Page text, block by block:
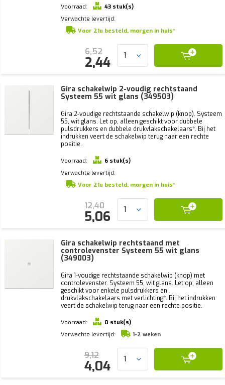
Voorraad:
43 stuk(s)
Verwachte levertijd:
Voor 21u besteld, morgen in huis*
6,52
2,44
Gira schakelwip 2-voudig rechtstaand
Systeem 55 wit glans (349503)
Gira 2-voudige rechtstaande schakelwip (knop). Systeem
55, wit glans. Let op, alleen geschikt voor dubbele
pulsdrukkers en dubbele drukvlakschakelaars*. Bij het
indrukken veert de schakelwip terug naar een rechte
positie.
Voorraad:
6 stuk(s)
Verwachte levertijd:
Voor 21u besteld, morgen in huis*
12,40
5,06
Gira schakelwip rechtstaand met
controlevenster Systeem 55 wit glans
(349003)
Gira 1-voudige rechtstaande schakelwip (knop) met
controlevenster. Systeem 55, wit glans. Let op, alleen
geschikt voor enkele pulsdrukkers en
drukvlakschakelaars met verlichting*. Bij het indrukken
veert de schakelwip terug naar een rechte positie.
Voorraad:
0 stuk(s)
Verwachte levertijd:
1-2 weken
9,12
4,04